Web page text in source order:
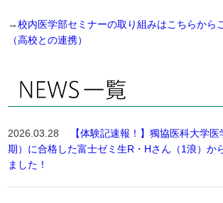
→校内医学部セミナーの取り組みはこちらから
（高校との連携）
2026.03.28
【体験記速報！】獨協医科大学
期）に合格した富士ゼミ生R・Hさん（1浪）か
ました！